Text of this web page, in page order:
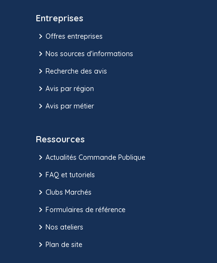
Entreprises
Offres entreprises
Nos sources d'informations
Recherche des avis
Avis par région
Avis par métier
Ressources
Actualités Commande Publique
FAQ et tutoriels
Clubs Marchés
Formulaires de référence
Nos ateliers
Plan de site